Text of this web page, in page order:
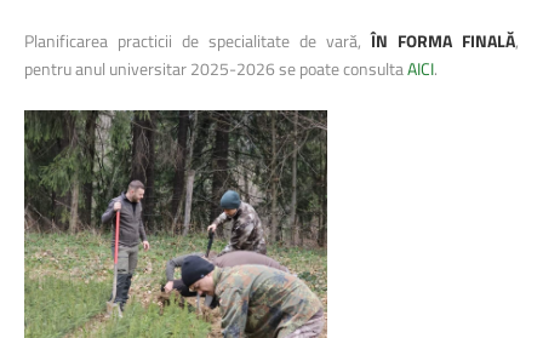
Planificarea practicii de specialitate de vară,ÎN FORMA FINALĂ,
pentru anul universitar 2025-2026 se poate consultaAICI.